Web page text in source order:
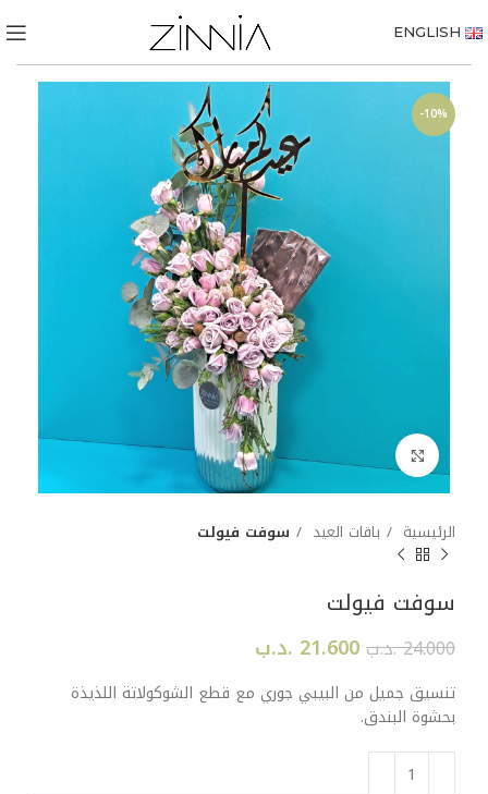
ENGLISH
-10%
Click to enlarge
الرئيسية باقات العيد سوفت فيولت
سوفت فيولت
24.000.د.ب21.600 .د.ب
تنسيق جميل من البيبي جوري مع قطع الشوكولاتة اللذيذة
بحشوة البندق.